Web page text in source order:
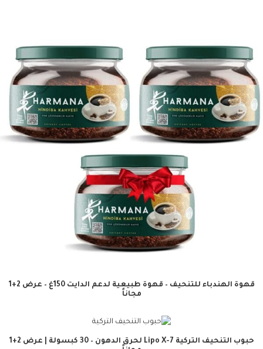
قهوة الهندباء للتنحيف – قهوة طبيعية لدعم الدايت 150غ – عرض 2+1
مجاناً
حبوب التنحيف التركية Lipo X-7 لحرق الدهون – 30 كبسولة | عرض 2+1